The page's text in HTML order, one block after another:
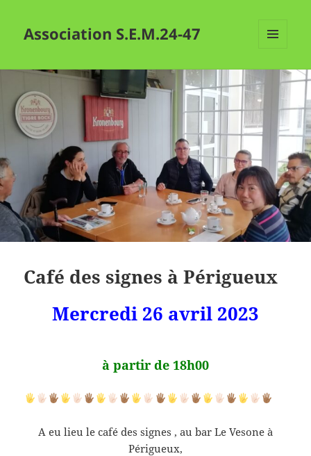
Association S.E.M.24-47
WIDGETS
Café des signes à Périgueux
Mercredi 26 avril 2023
à partir de 18h00
A eu lieu le café des signes , au bar Le Vesone à
Périgueux,